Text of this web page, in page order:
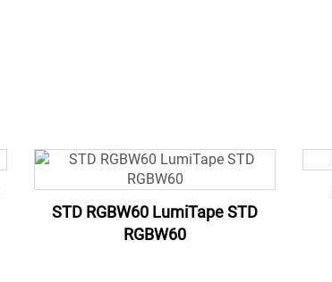
STD RGBW60 LumiTape STD
RGBW60